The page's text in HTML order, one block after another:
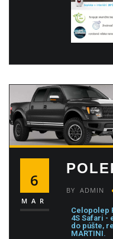
6
MAR
BY ADMIN
Celopolep
4S Safari -
do púšte,
MARTINI.